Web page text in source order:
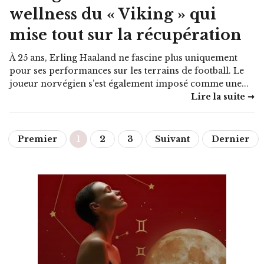
wellness du « Viking » qui
mise tout sur la récupération
À 25 ans, Erling Haaland ne fascine plus uniquement
pour ses performances sur les terrains de football. Le
joueur norvégien s’est également imposé comme une...
Lire la suite ➞
Premier 1 2 3 Suivant Dernier